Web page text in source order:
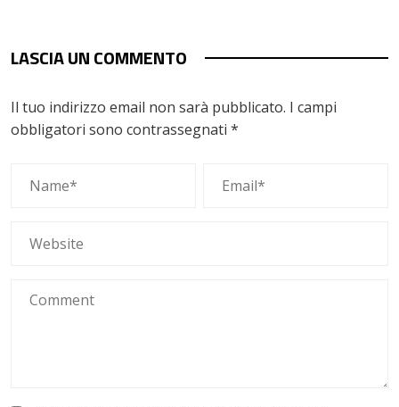
LASCIA UN COMMENTO
Il tuo indirizzo email non sarà pubblicato. I campi
obbligatori sono contrassegnati *